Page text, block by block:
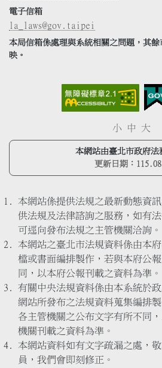
電子信箱
la_laws@gov.taipei
本局信箱係處理與系統相關之問題，其
映。
小 中 大
本網站由臺北市政府法
更新日期：
本網站係提供法規之最新動態資
供法規及法律諮詢之服務，如有
可逕向發布法規之主管機關洽詢。
本網站之臺北市法規資料係由本
檔或書面編排製作，若與本府公
同，以本府公報刊載之資料為準。
有關中央法規資料係由本系統於
網站所發布之法規資料蒐集編排
各主管機關之公布文字有所不同
機關刊載之資料為準。
本網站資料如有文字疏漏之處，
員，我們會即刻修正。